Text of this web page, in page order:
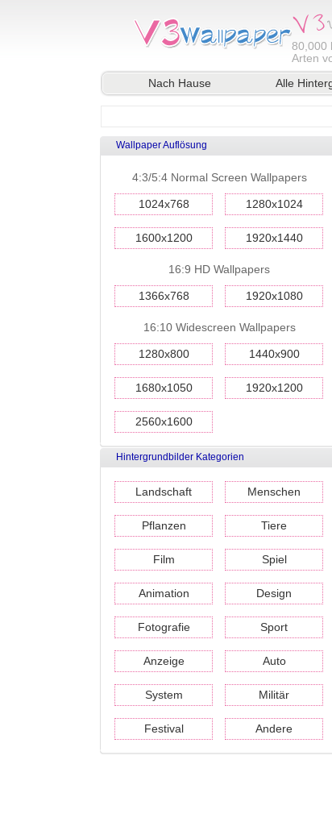
80,000
Arten
Nach Hause Alle
Wallpaper Auflösung
4:3/5:4 Normal Screen Wallpapers
1024x768 1280x1024
1600x1200 1920x1440
16:9 HD Wallpapers
1366x768 1920x1080
16:10 Widescreen Wallpapers
1280x800 1440x900
1680x1050 1920x1200
2560x1600
Hintergrundbilder Kategorien
Landschaft Menschen
Pflanzen Tiere
Film Spiel
Animation Design
Fotografie Sport
Anzeige Auto
System Militär
Festival Andere